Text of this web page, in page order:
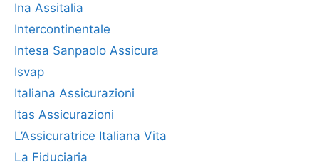
Ina Assitalia
Intercontinentale
Intesa Sanpaolo Assicura
Isvap
Italiana Assicurazioni
Itas Assicurazioni
L’Assicuratrice Italiana Vita
La Fiduciaria